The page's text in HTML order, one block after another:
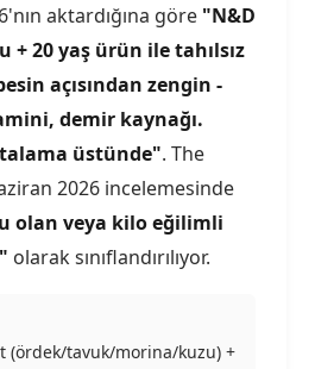
aktardığına göre "N&D
+ 20 yaş ürün ile tahılsız
açısından zengin -
demir kaynağı.
üstünde". The
2026 incelemesinde
olan veya kilo eğilimli
olarak sınıflandırılıyor.
(ördek/tavuk/morina/kuzu) +